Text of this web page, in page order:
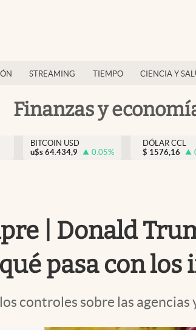
STREAMING TIEMPO CIENCIA Y
Finanzas y
BITCOIN USD
u$s 64.434,9 0.05%
DÓLAR CCL
$ 1576,16
| Donald
pasa con los
controles sobre las